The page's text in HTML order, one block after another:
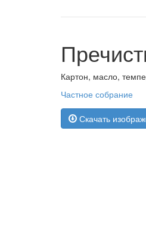
Картон, масло,
Частное собрание
Скачать